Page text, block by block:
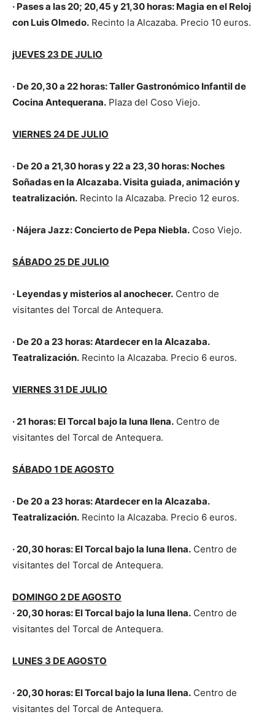
· Pases a las 20; 20,45 y 21,30 horas: Magia en el Reloj
con Luis Olmedo. Recinto la Alcazaba. Precio 10 euros.
jUEVES 23 DE JULIO
· De 20,30 a 22 horas: Taller Gastronómico Infantil de
Cocina Antequerana. Plaza del Coso Viejo.
VIERNES 24 DE JULIO
· De 20 a 21,30 horas y22 a 23,30 horas: Noches
Soñadas en la Alcazaba. Visita guiada, animación y
teatralización. Recinto la Alcazaba. Precio 12 euros.
· Nájera Jazz: Concierto de Pepa Niebla. Coso Viejo.
SÁBADO 25 DE JULIO
· Leyendas y misterios al anochecer. Centro de
visitantes del Torcal de Antequera.
· De 20 a 23 horas: Atardecer en la Alcazaba.
Teatralización. Recinto la Alcazaba. Precio 6 euros.
VIERNES 31 DE JULIO
·21 horas: El Torcal bajo la luna llena. Centro de
visitantes del Torcal de Antequera.
SÁBADO 1 DE AGOSTO
· De 20 a 23 horas: Atardecer en la Alcazaba.
Teatralización. Recinto la Alcazaba. Precio 6 euros.
·20,30 horas: El Torcal bajo la luna llena. Centro de
visitantes del Torcal de Antequera.
DOMINGO 2 DE AGOSTO
·20,30 horas: El Torcal bajo la luna llena. Centro de
visitantes del Torcal de Antequera.
LUNES 3 DE AGOSTO
·20,30 horas: El Torcal bajo la luna llena. Centro de
visitantes del Torcal de Antequera.